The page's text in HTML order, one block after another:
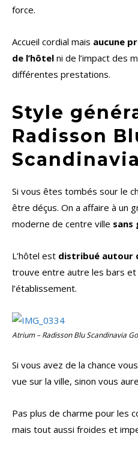
force.
Accueil cordial mais aucune
de l’hôtel ni de l’impact des
différentes prestations.
Style
Radisson
Si vous êtes tombés sour le
être déçus. On a affaire à un
moderne de centre ville sans
L’hôtel est distribué autour
trouve entre autre les bars
l’établissement.
Atrium – Radisson Blu Scandinavia
Si vous avez de la chance
vue sur la ville, sinon vous
Pas plus de charme pour les
mais tout aussi froides et